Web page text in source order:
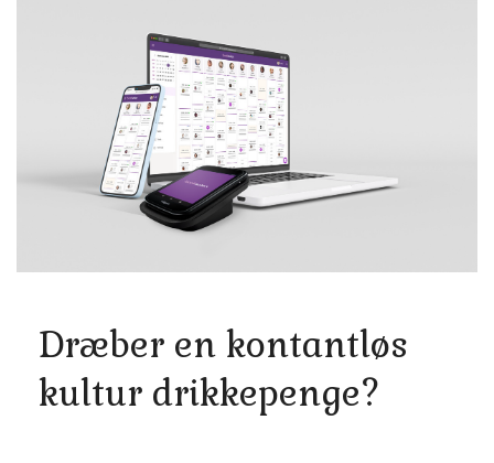
Dræber en kontantløs
kultur drikkepenge?